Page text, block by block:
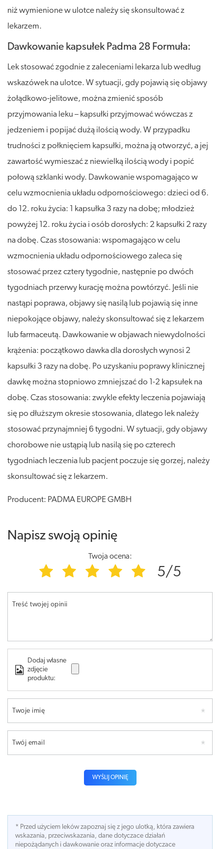
niż wymienione w ulotce należy się skonsultować z
lekarzem.
Dawkowanie kapsułek Padma 28 Formuła:
Lek stosować zgodnie z zaleceniami lekarza lub według
wskazówek na ulotce. W sytuacji, gdy pojawią się objawy
żołądkowo-jelitowe, można zmienić sposób
przyjmowania leku – kapsułki przyjmować wówczas z
jedzeniem i popijać dużą ilością wody. W przypadku
trudności z połknięciem kapsułki, można ją otworzyć, a jej
zawartość wymieszać z niewielką ilością wody i popić
połową szklanki wody. Dawkowanie wspomagająco w
celu wzmocnienia układu odpornościowego: dzieci od 6.
do 12. roku życia: 1 kapsułka 3 razy na dobę; młodzież
powyżej 12. roku życia i osób dorosłych: 2 kapsułki 2 razy
na dobę. Czas stosowania: wspomagająco w celu
wzmocnienia układu odpornościowego zaleca się
stosować przez cztery tygodnie, następnie po dwóch
tygodniach przerwy kurację można powtórzyć. Jeśli nie
nastąpi poprawa, objawy się nasilą lub pojawią się inne
niepokojące objawy, należy skonsultować się z lekarzem
lub farmaceutą. Dawkowanie w objawach niewydolności
krążenia: początkowo dawka dla dorosłych wynosi 2
kapsułki 3 razy na dobę. Po uzyskaniu poprawy klinicznej
dawkę można stopniowo zmniejszać do 1-2 kapsułek na
dobę. Czas stosowania: zwykle efekty leczenia pojawiają
się po dłuższym okresie stosowania, dlatego lek należy
stosować przynajmniej 6 tygodni. W sytuacji, gdy objawy
chorobowe nie ustąpią lub nasilą się po czterech
tygodniach leczenia lub pacjent poczuje się gorzej, należy
skonsultować się z lekarzem.
Producent: PADMA EUROPE GMBH
Napisz swoją opinię
Twoja ocena:
5/5
Treść twojej opinii
Dodaj własne
zdjęcie
produktu:
Twoje imię
Twój email
WYŚLIJ OPINIĘ
* Przed użyciem leków zapoznaj się z jego ulotką, która zawiera
wskazania, przeciwskazania, dane dotyczace działań
niepożądanych i dawkowanie oraz informacje dotyczace